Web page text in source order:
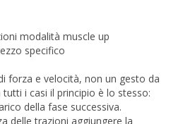
modalità muscle up
specifico
forza e velocità, non un gesto da
i casi il principio è lo stesso:
della fase successiva.
delle trazioni aggiungere la